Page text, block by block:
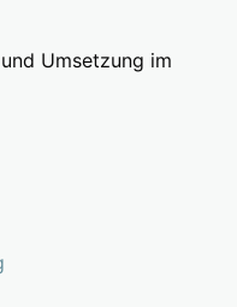
Umsetzung im